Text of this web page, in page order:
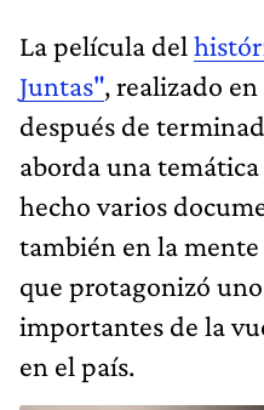
La película del
Juntas", realizado
después de
aborda una temática
hecho varios
también en la
que protagonizó
importantes de la
en el país.